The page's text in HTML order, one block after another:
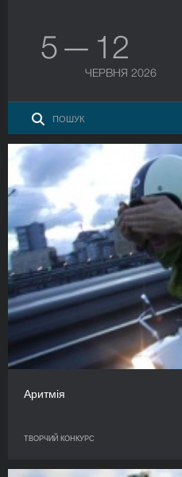
5 — 12
ЧЕРВНЯ 2026
Аритмія
ТВОРЧИЙ КОНКУРС